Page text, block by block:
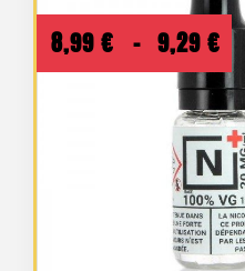
8,99 € – 9,29 €
à